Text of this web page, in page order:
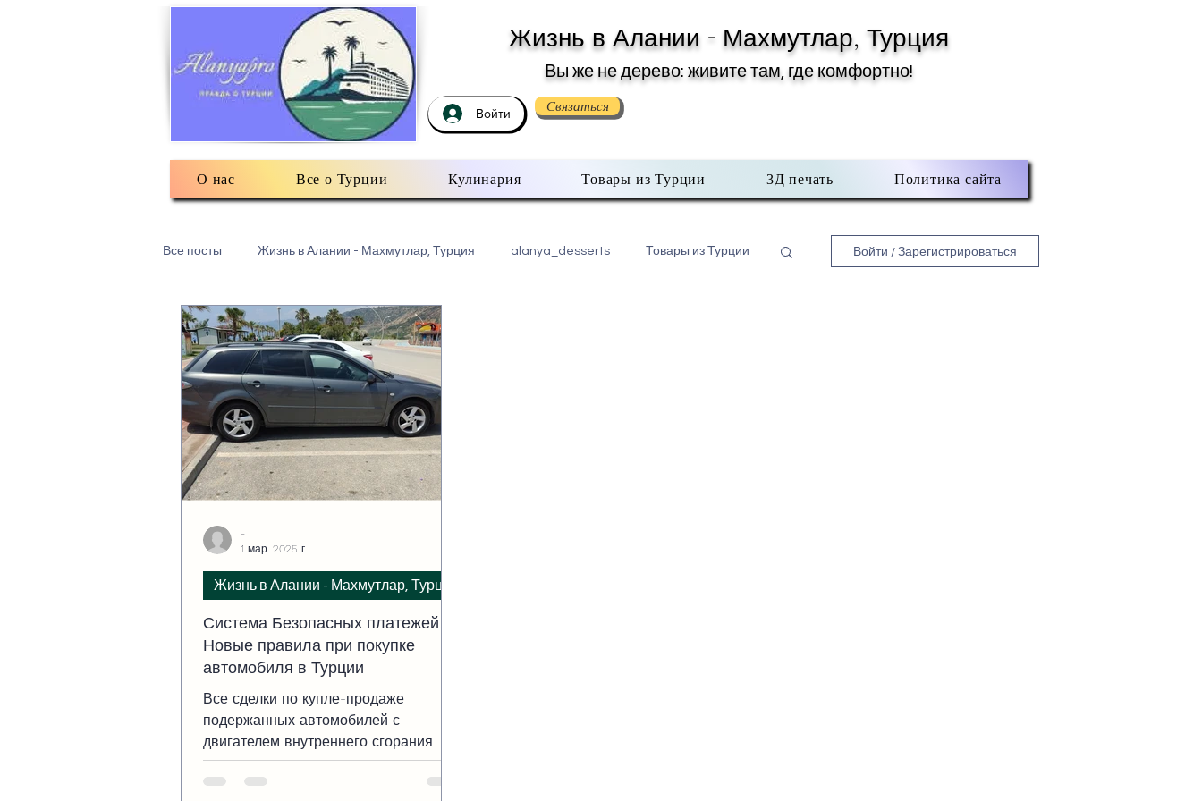
Жизнь в Алании - Махмутлар, Турция
Вы же не дерево: живите там, где комфортно!
Войти Связаться
О нас Все о Турции Кулинария Товары из Турции 3Д печать Политика сайта
Все посты Жизнь в Алании - Махмутлар, Турция alanya_desserts Товары из Турции
Турецкий текстиль Разное: обо всем помаленьку
Есть мнение 3Д печать в Махмутлар
Войти / Зарегистрироваться
Система Безопасных платежей.
Новые правила при покупке
автомобиля в Турции
Все сделки по купле-продаже
подержанных автомобилей с
двигателем внутреннего сгорания
должны проходить через систему
Безопасных платежей
Жизнь в Алании - Махмутлар, Турция
-
1 мар. 2025 г.